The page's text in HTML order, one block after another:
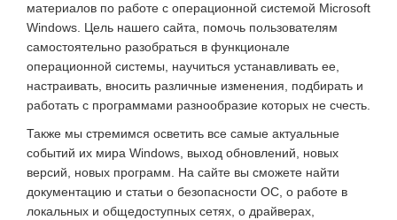
материалов по работе с операционной системой Microsoft
Windows. Цель нашего сайта, помочь пользователям
самостоятельно разобраться в функционале
операционной системы, научиться устанавливать ее,
настраивать, вносить различные изменения, подбирать и
работать с программами разнообразие которых не счесть.
Также мы стремимся осветить все самые актуальные
событий их мира Windows, выход обновлений, новых
версий, новых программ. На сайте вы сможете найти
документацию и статьи о безопасности ОС, о работе в
локальных и общедоступных сетях, о драйверах,